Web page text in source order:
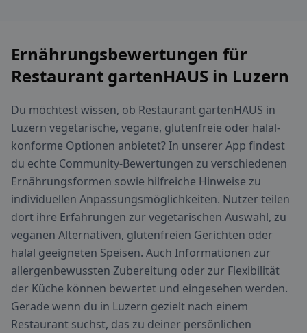
Ernährungsbewertungen für
Restaurant gartenHAUS in Luzern
Du möchtest wissen, ob Restaurant gartenHAUS in
Luzern vegetarische, vegane, glutenfreie oder halal-
konforme Optionen anbietet? In unserer App findest
du echte Community-Bewertungen zu verschiedenen
Ernährungsformen sowie hilfreiche Hinweise zu
individuellen Anpassungsmöglichkeiten. Nutzer teilen
dort ihre Erfahrungen zur vegetarischen Auswahl, zu
veganen Alternativen, glutenfreien Gerichten oder
halal geeigneten Speisen. Auch Informationen zur
allergenbewussten Zubereitung oder zur Flexibilität
der Küche können bewertet und eingesehen werden.
Gerade wenn du in Luzern gezielt nach einem
Restaurant suchst, das zu deiner persönlichen